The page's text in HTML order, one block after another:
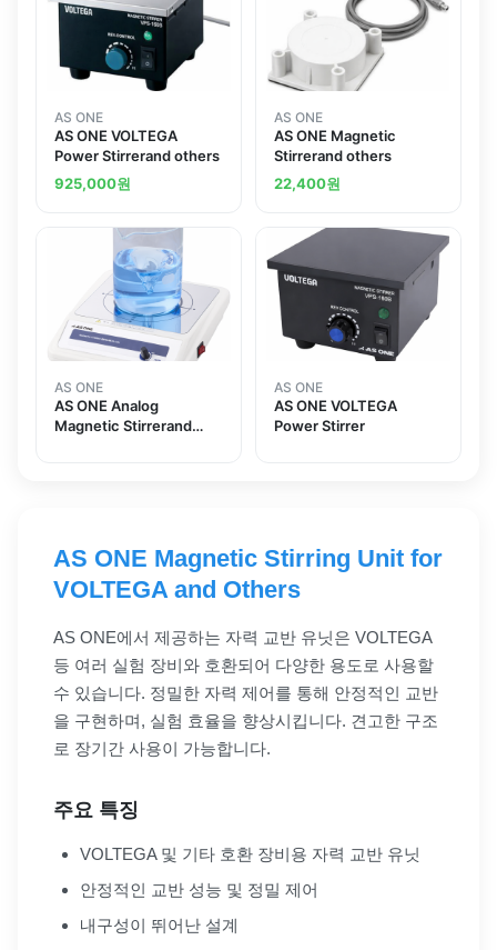
AS ONE
AS ONE VOLTEGA
Power Stirrerand others
925,000원
AS ONE
AS ONE Magnetic
Stirrerand others
22,400원
AS ONE
AS ONE Analog
Magnetic Stirrerand
AS ONE
AS ONE VOLTEGA
Power Stirrer
AS ONE Magnetic Stirring Unit for
VOLTEGA and Others
AS ONE에서 제공하는 자력 교반 유닛은 VOLTEGA
등 여러 실험 장비와 호환되어 다양한 용도로 사용할
수 있습니다. 정밀한 자력 제어를 통해 안정적인 교반
을 구현하며, 실험 효율을 향상시킵니다. 견고한 구조
로 장기간 사용이 가능합니다.
주요 특징
VOLTEGA 및 기타 호환 장비용 자력 교반 유닛
안정적인 교반 성능 및 정밀 제어
내구성이 뛰어난 설계